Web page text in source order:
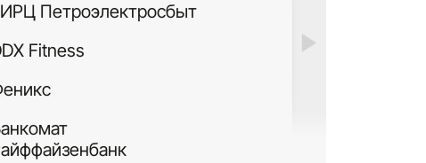
Петроэлектросбыт
Fitness
Си Виф